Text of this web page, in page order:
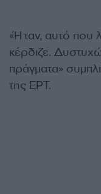
«Ήταν, αυτό που
κέρδιζε.
πράγματα»
της ΕΡΤ.